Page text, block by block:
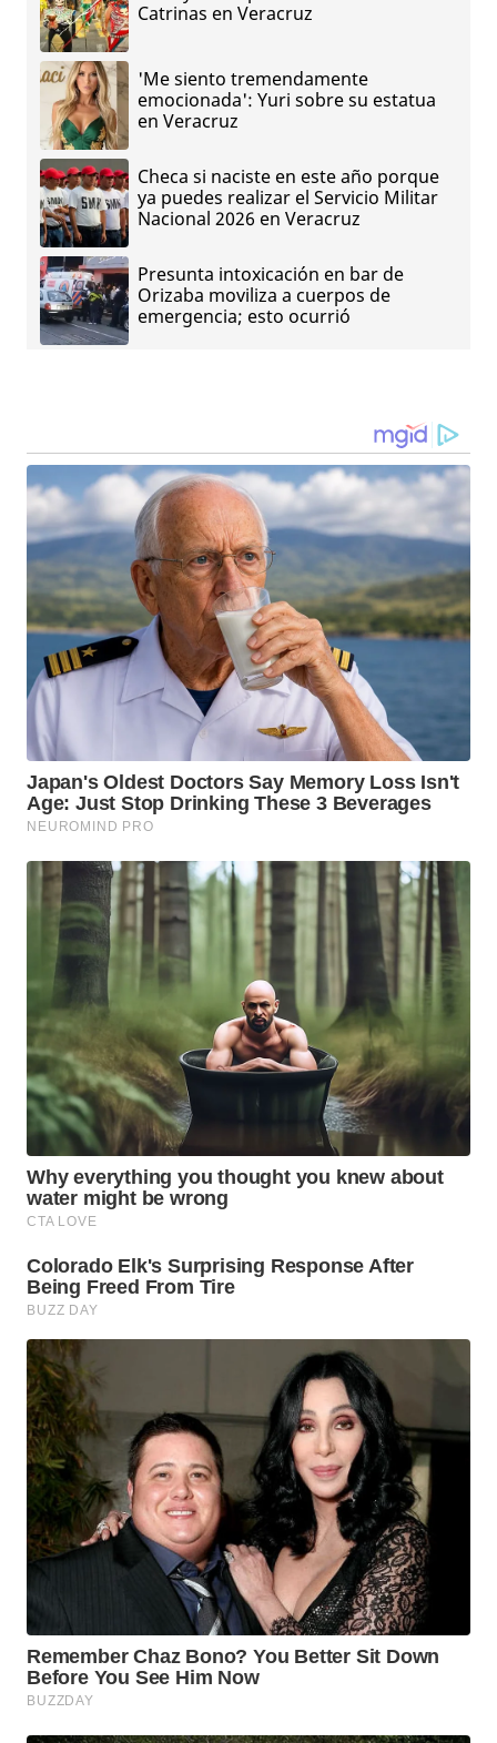
Catrinas en Veracruz
'Me siento tremendamente
emocionada': Yuri sobre su estatua
en Veracruz
Checa si naciste en este año porque
ya puedes realizar el Servicio Militar
Nacional 2026 en Veracruz
Presunta intoxicación en bar de
Orizaba moviliza a cuerpos de
emergencia; esto ocurrió